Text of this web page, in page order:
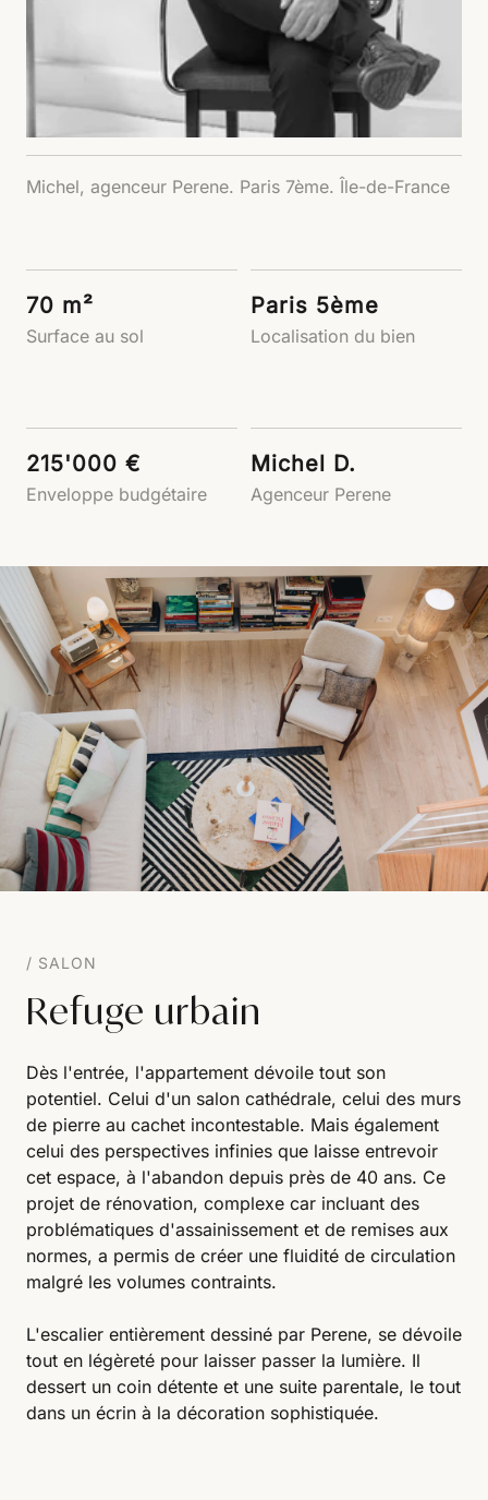
Michel, agenceur Perene. Paris 7ème. Île-de-France
70 m²
Surface au sol
Paris 5ème
Localisation du bien
215'000 €
Enveloppe budgétaire
Michel D.
Agenceur Perene
SALON
Refuge urbain
Dès l'entrée, l'appartement dévoile tout son
potentiel. Celui d'un salon cathédrale, celui des murs
de pierre au cachet incontestable. Mais également
celui des perspectives infinies que laisse entrevoir
cet espace, à l'abandon depuis près de 40 ans. Ce
projet de rénovation, complexe car incluant des
problématiques d'assainissement et de remises aux
normes, a permis de créer une fluidité de circulation
malgré les volumes contraints.
L'escalier entièrement dessiné par Perene, se dévoile
tout en légèreté pour laisser passer la lumière. Il
dessert un coin détente et une suite parentale, le tout
dans un écrin à la décoration sophistiquée.